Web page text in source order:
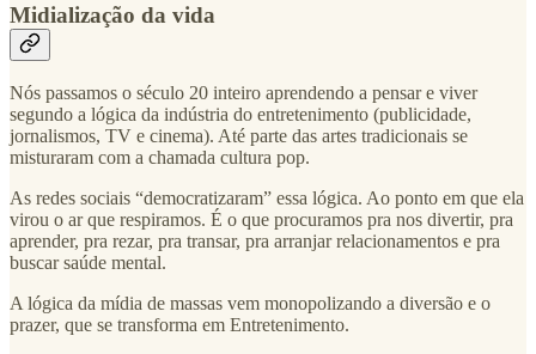
Midialização da vida
Nós passamos o século 20 inteiro aprendendo a pensar e viver
segundo a lógica da indústria do entretenimento (publicidade,
jornalismos, TV e cinema). Até parte das artes tradicionais se
misturaram com a chamada cultura pop.
As redes sociais “democratizaram” essa lógica. Ao ponto em que ela
virou o ar que respiramos. É o que procuramos pra nos divertir, pra
aprender, pra rezar, pra transar, pra arranjar relacionamentos e pra
buscar saúde mental.
A lógica da mídia de massas vem monopolizando a diversão e o
prazer, que se transforma em Entretenimento.